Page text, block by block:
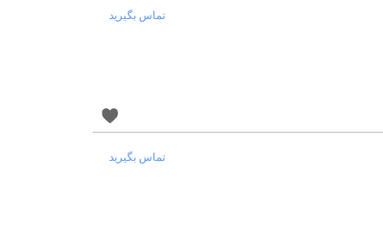
تماس بگیرید
تماس بگیرید